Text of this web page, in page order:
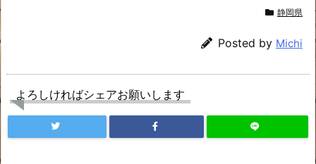
静岡県
Posted by Michi
よろしければシェアお願いします